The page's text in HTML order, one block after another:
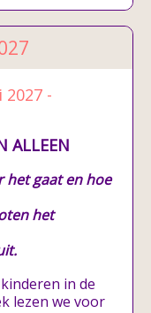
-
ALLEEN
het gaat en hoe
het
in de
lezen we voor